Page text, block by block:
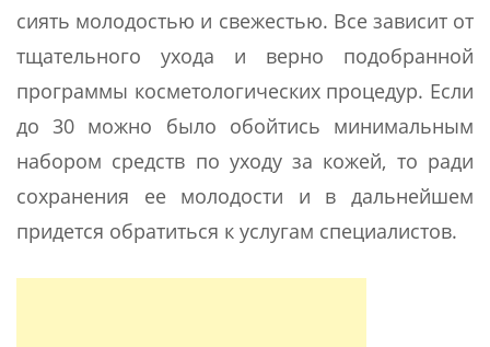
сиять молодостью и свежестью. Все зависит от
тщательного ухода и верно подобранной
программы косметологических процедур. Если
до 30 можно было обойтись минимальным
набором средств по уходу за кожей, то ради
сохранения ее молодости и в дальнейшем
придется обратиться к услугам специалистов.